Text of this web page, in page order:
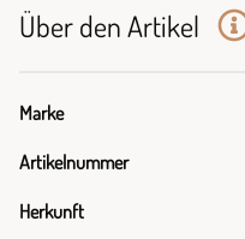
Über den Artikel
Marke
Artikelnummer
Herkunft